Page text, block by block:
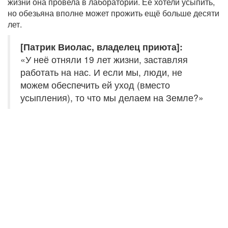
но обезьяна вполне может прожить ещё больше десяти
лет.
[Патрик Виолас, владелец приюта]:
«У неё отняли 19 лет жизни, заставляя
работать на нас. И если мы, люди, не
можем обеспечить ей уход (вместо
усыпления), то что мы делаем на Земле?»